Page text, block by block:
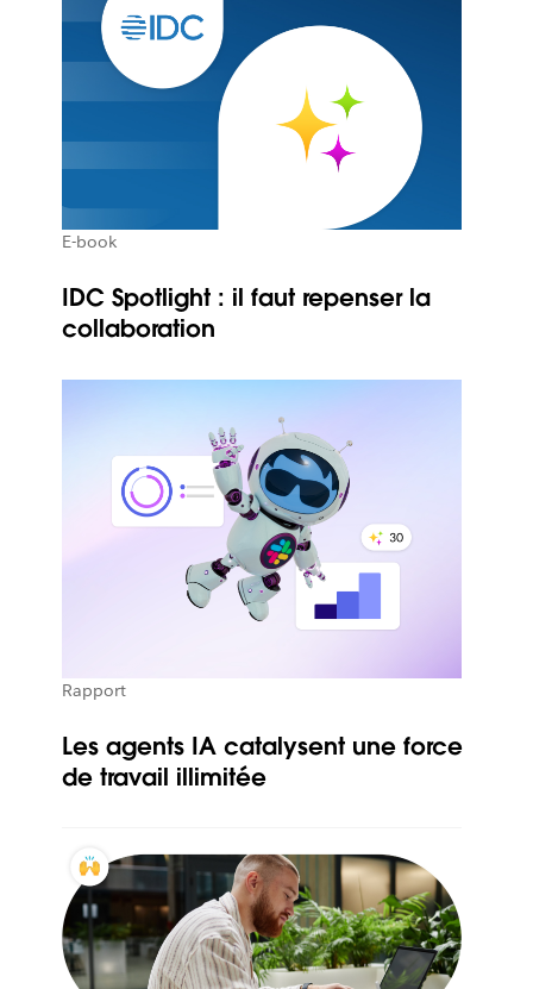
E-book
IDC Spotlight : il faut repenser la
collaboration
Rapport
Les agents IA catalysent une force
de travail illimitée